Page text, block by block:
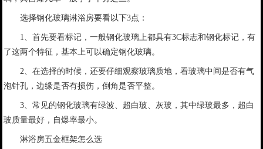
选择钢化玻璃淋浴房要看以下3点：
1、首先要看标记，一般钢化玻璃上都具有3C标志和钢化标记，有
了这两个特征，基本上可以确定钢化玻璃。
2、在选择的时候，还要仔细观察玻璃质地，看玻璃中间是否有气
泡针孔，边缘是否有损伤，倒角是否平整。
3、常见的钢化玻璃有绿波、超白玻、灰玻，其中绿玻最多，超白
玻质量最好，自爆率最小。
淋浴房五金框架怎么选